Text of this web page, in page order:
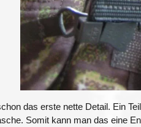
das erste nette Detail. Ein
Somit kann man das eine